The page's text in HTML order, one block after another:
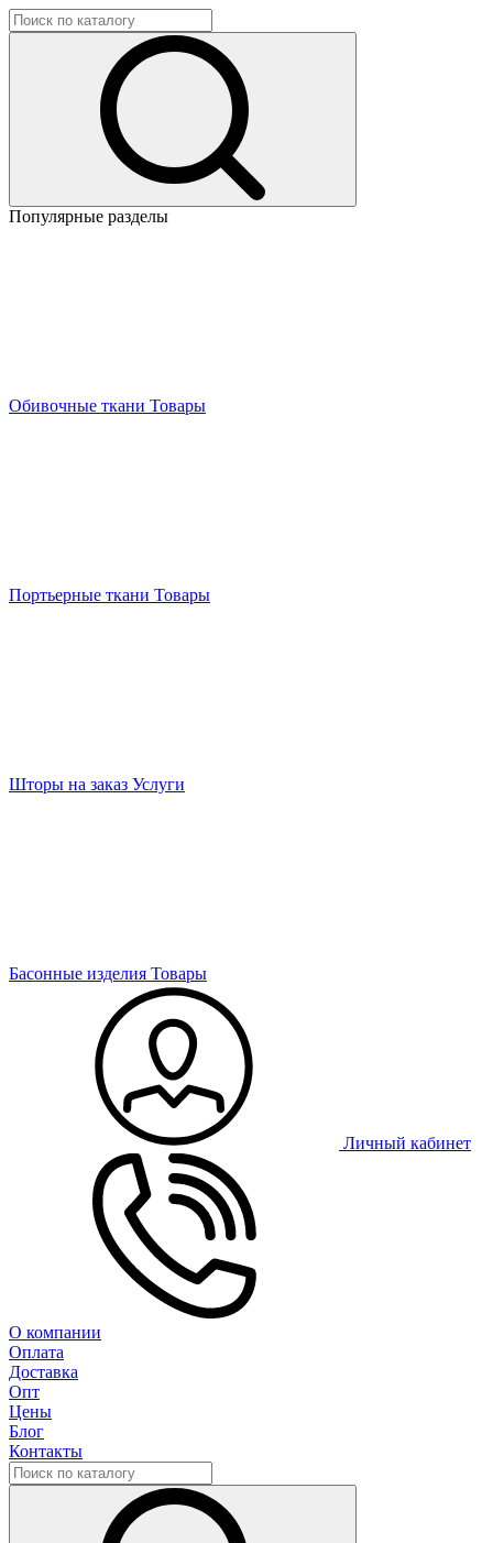
Популярные разделы
Обивочные ткани Товары
Портьерные ткани Товары
Шторы на заказ Услуги
Басонные изделия Товары
Личный кабинет
О компании
Оплата
Доставка
Опт
Цены
Блог
Контакты